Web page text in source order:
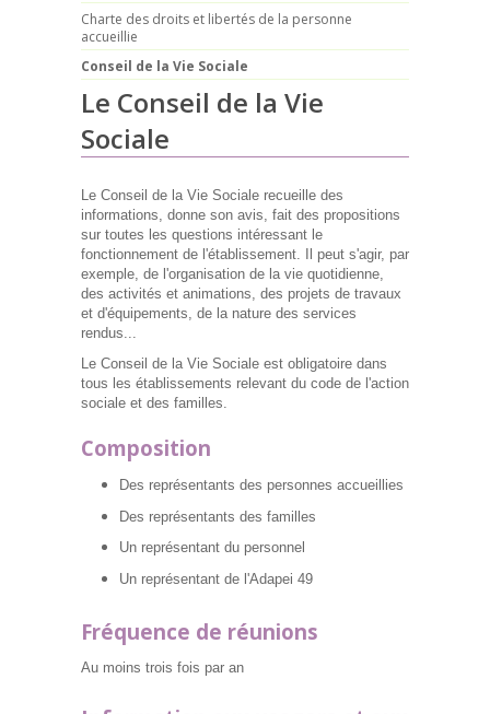
Charte des droits et libertés de la personne
accueillie
Conseil de la Vie Sociale
Le Conseil de la Vie
Sociale
Le Conseil de la Vie Sociale recueille des
informations, donne son avis, fait des propositions
sur toutes les questions intéressant le
fonctionnement de l'établissement.
Il peut s'agir, par
exemple, de l'organisation de la vie quotidienne,
des activités et animations, des projets de travaux
et d'équipements, de la nature des services
rendus...
Le Conseil de la Vie Sociale est obligatoire dans
tous les établissements relevant du code de l'action
sociale et des familles.
Composition
Des représentants des personnes accueillies
Des représentants des familles
Un représentant du personnel
Un représentant de l'Adapei 49
Fréquence de réunions
Au moins trois fois par an